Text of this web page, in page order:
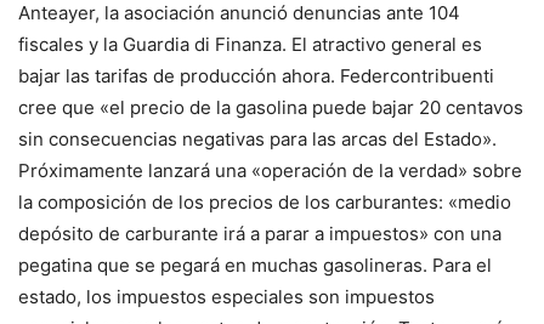
Anteayer, la asociación anunció denuncias ante 104
fiscales y la Guardia di Finanza. El atractivo general es
bajar las tarifas de producción ahora. Federcontribuenti
cree que «el precio de la gasolina puede bajar 20 centavos
sin consecuencias negativas para las arcas del Estado».
Próximamente lanzará una «operación de la verdad» sobre
la composición de los precios de los carburantes: «medio
depósito de carburante irá a parar a impuestos» con una
pegatina que se pegará en muchas gasolineras. Para el
estado, los impuestos especiales son impuestos